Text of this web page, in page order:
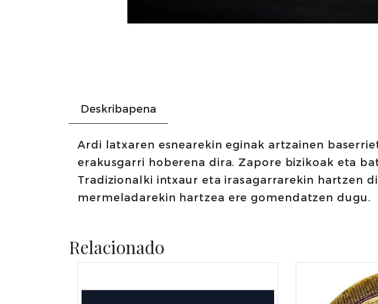
Deskribapena
Ardi latxaren esnearekin eginak artzainen
erakusgarri hoberena dira. Zapore bizikoak eta
Tradizionalki intxaur eta irasagarrarekin hartzen
mermeladarekin hartzea ere gomendatzen dugu.
Relacionado